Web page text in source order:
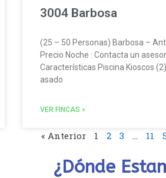
3004 Barbosa
(25 – 50 Personas) Barbosa –
Precio Noche : Contacta un asesor
Características Piscina Kioscos
asado
VER FINCAS »
« Anterior 1 2 3 11
¿Dónde